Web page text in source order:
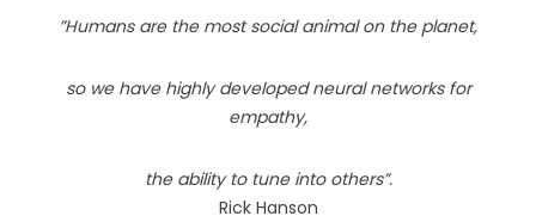
”Humans are the most social animal on the planet,
so we have highly developed neural networks for
empathy,
the ability to tune into others”.
Rick Hanson